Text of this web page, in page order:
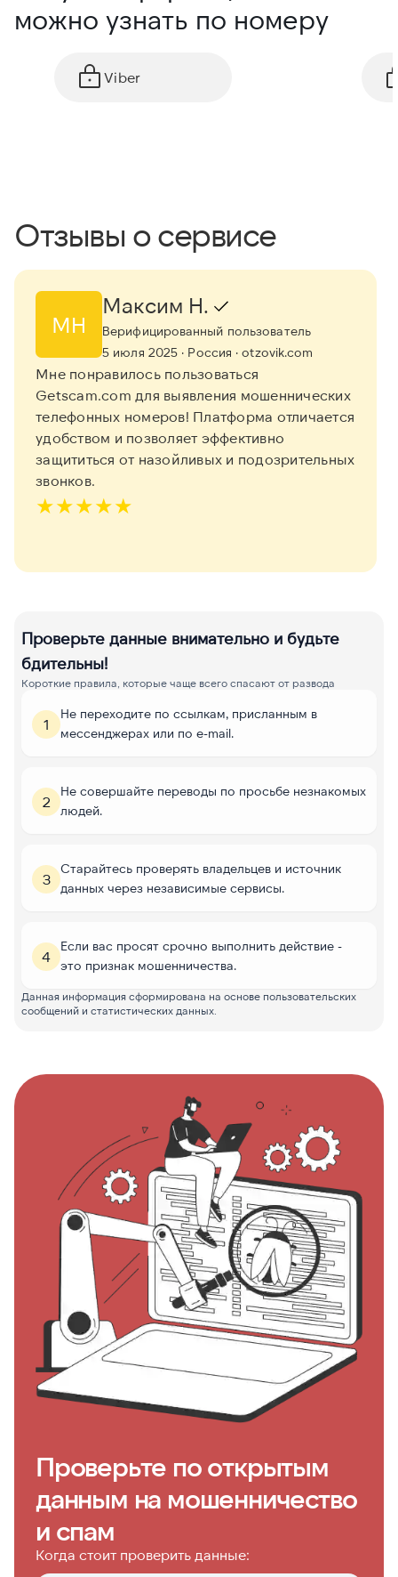
можно узнать по номеру
Viber
Отзывы о сервисе
МН
Максим Н.
Верифицированный пользователь
5 июля 2025 · Россия · otzovik.com
Мне понравилось пользоваться
Getscam.com для выявления мошеннических
телефонных номеров! Платформа отличается
удобством и позволяет эффективно
защититься от назойливых и подозрительных
звонков.
★★★★★
Проверьте данные внимательно и будьте
бдительны!
Короткие правила, которые чаще всего спасают от развода
1
Не переходите по ссылкам, присланным в
мессенджерах или по e-mail.
2
Не совершайте переводы по просьбе незнакомых
людей.
3
Старайтесь проверять владельцев и источник
данных через независимые сервисы.
4
Если вас просят срочно выполнить действие -
это признак мошенничества.
Данная информация сформирована на основе пользовательских
сообщений и статистических данных.
Проверьте по открытым
данным на мошенничество
и спам
Когда стоит проверить данные: